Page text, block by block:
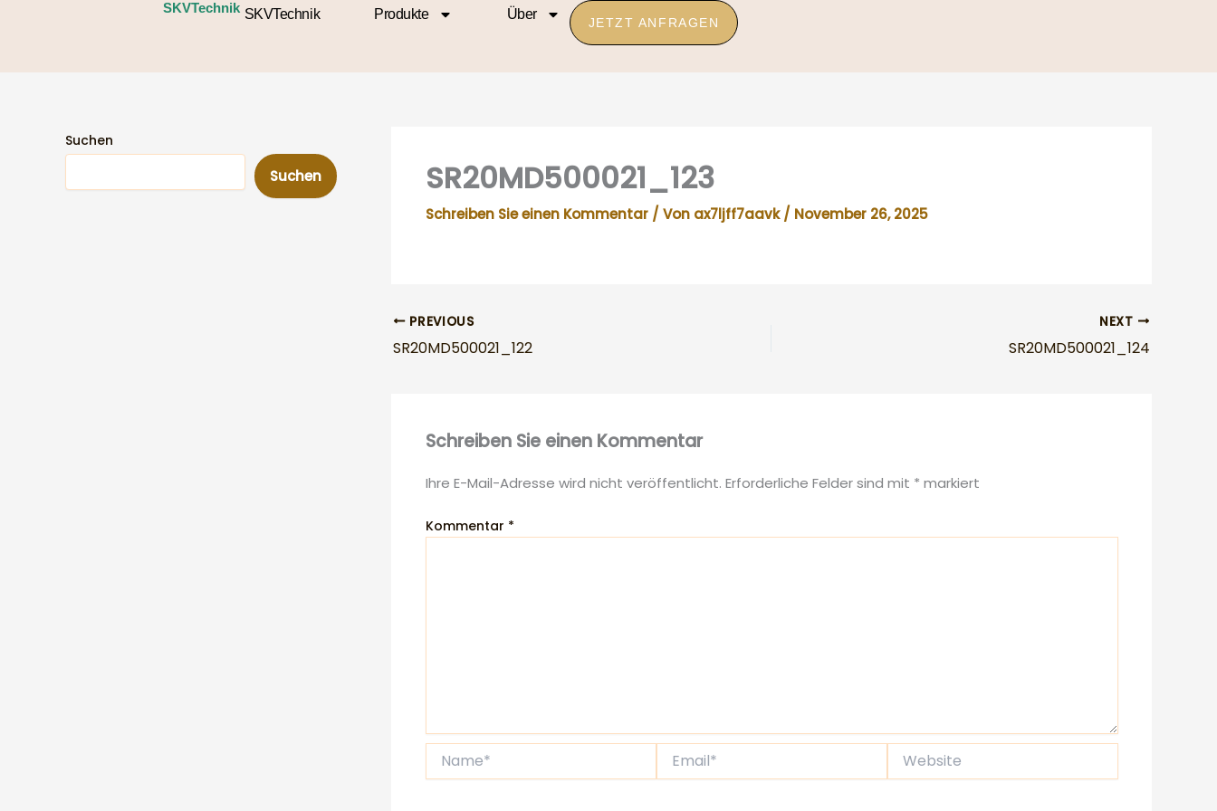
SKVTechnik SKVTechnik Produkte Über
JETZT ANFRAGEN
Suchen
Suchen SR20MD500021_123
Schreiben Sie einen Kommentar / Von ax7ljff7aavk/ November 26, 2025
PREVIOUS
SR20MD500021_122
NEXT
SR20MD500021_124
Schreiben Sie einen Kommentar
Ihre E-Mail-Adresse wird nicht veröffentlicht. Erforderliche Felder sind mit * markiert
Kommentar *
Website